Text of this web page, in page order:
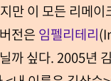
만 이 모든 리메이
전은 임펠리테리
까 싶다. 2005년